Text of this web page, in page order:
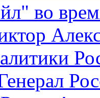
во